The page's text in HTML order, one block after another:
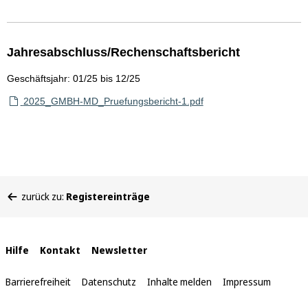
Jahresabschluss/Rechenschaftsbericht
Geschäftsjahr: 01/25 bis 12/25
2025_GMBH-MD_Pruefungsbericht-1.pdf
befinden
zurück zu: Registereinträge
Interne
Links
Hilfe Kontakt Newsletter
Barrierefreiheit Datenschutz Inhalte melden Impressum